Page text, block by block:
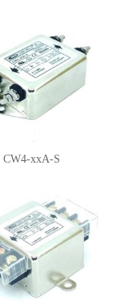
CW4-xxA-S